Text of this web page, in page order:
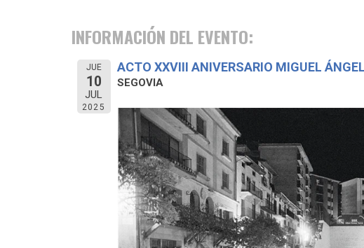
INFORMACIÓN DEL EVENTO:
JUE
10
JUL
2025
ACTO XXVIII ANIVERSARIO MIGUEL
SEGOVIA